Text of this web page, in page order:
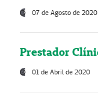
07 de Agosto de 2020
Prestador
01 de Abril de 2020